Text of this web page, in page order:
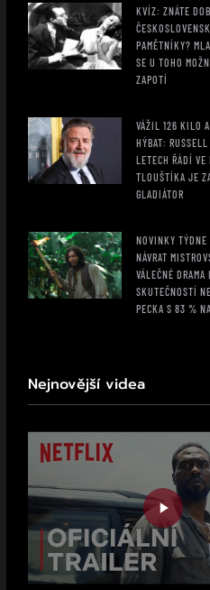
KVÍZ: ZNÁTE
PAMĚTNÍKY?
SE U TOHO
ZAPOTÍ
VÁŽIL 126 KILO
HÝBAT: RUSSELL
LETECH ŘÁDÍ
TLOUŠTÍKA JE
GLADIÁTOR
NOVINKY
NÁVRAT
VÁLEČNÉ DRAMA
SKUTEČNOSTÍ
PECKA S 83 %
Nejnovější videa